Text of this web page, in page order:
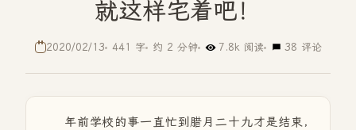
就这样宅着吧！
2020/02/13 441 字 约 2 分钟 7.8k 阅读 38 评论
年前学校的事一直忙到腊月二十九才是结束，